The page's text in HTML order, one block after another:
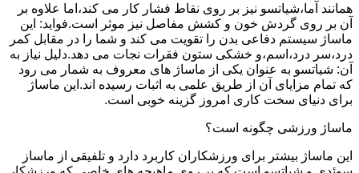
همانند آما،شیاتسو نیز بر روی نقاط فشار کار می کند،اما علاوه بر
آن بر روی گردش خون و کشش مفاصل نیز موثر است.فواید: این
ماساژ سیستم دفاعی بدن را تقویت می کند و شما را در مقابل کمر
درد،سر درد،اسم،و خشکی ستون فقرات نجات می دهد.دلیل نیاز به
آن: شیاتسو به عنوان یکی از ماساژ های معروف به شمار می رود
که تمام مزایای آن از طریق علمی به اثبات رسیده اند.این ماساژ
برای دنیای سخت کاری امروز گزینه خوبی است.
ماساژ ورزشی چگونه است؟
این ماساژ بیشتر برای ورزشکاران کاربرد دارد و تلفیقی از ماساز